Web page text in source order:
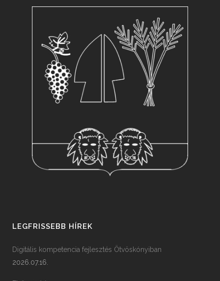
LEGFRISSEBB HÍREK
Digitális kompetencia fejlesztés Ötvöskónyiban
2026.07.16.